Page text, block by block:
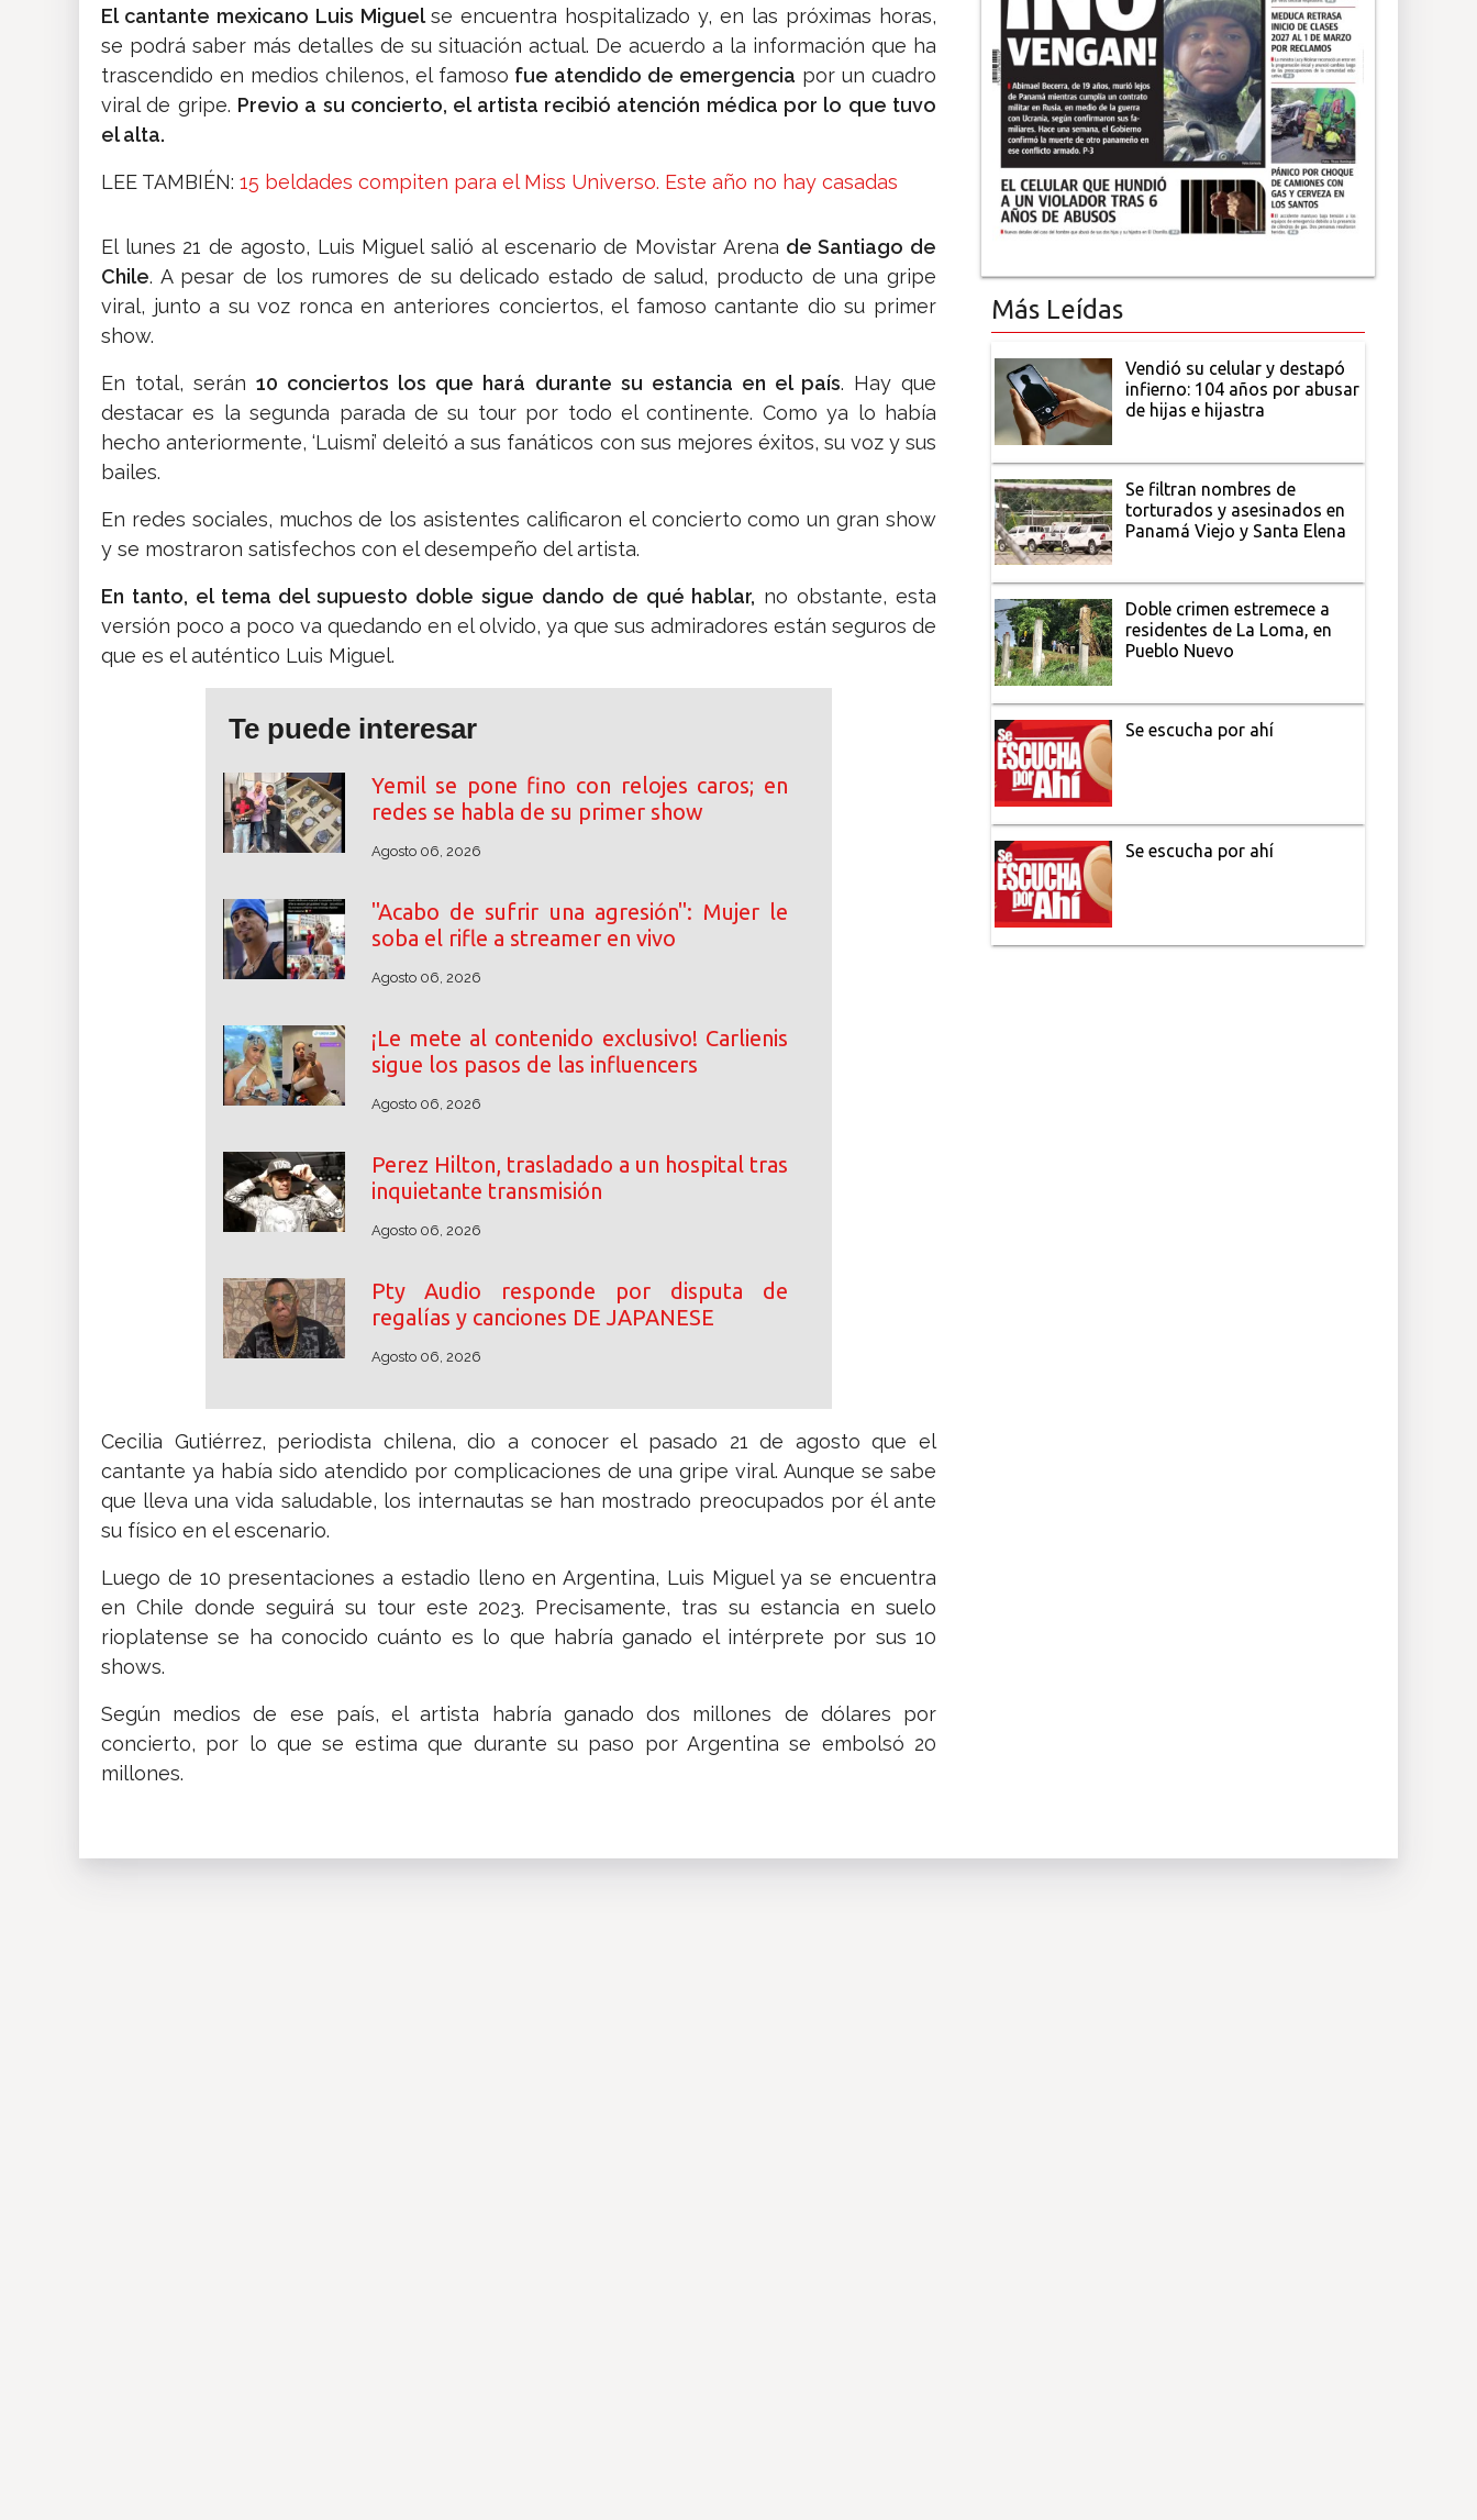
El cantante mexicano Luis Miguelse encuentra hospitalizado y, en las próximas horas,
se podrá saber más detalles de su situación actual. De acuerdo a la información que ha
trascendido en medios chilenos, el famoso fue atendido de emergencia por un cuadro
viral de gripe. Previo a su concierto, el artista recibió atención médica por lo que tuvo
el alta.
LEE TAMBIÉN: 15 beldades compiten para el Miss Universo. Este año no hay casadas
El lunes 21 de agosto, Luis Miguel salió al escenario de Movistar Arena de Santiago de
Chile. A pesar de los rumores de su delicado estado de salud, producto de una gripe
viral, junto a su voz ronca en anteriores conciertos, el famoso cantante dio su primer
show.
En total, serán10 conciertos los que hará durante su estancia en el país. Hay que
destacar es la segunda parada de su tour por todo el continente. Como ya lo había
hecho anteriormente, ‘Luismi’ deleitó a sus fanáticos con sus mejores éxitos, su voz y sus
bailes.
En redes sociales, muchos de los asistentes calificaron el concierto como un gran show
y se mostraron satisfechos con el desempeño del artista.
En tanto, el tema del supuesto doble sigue dando de qué hablar, no obstante, esta
versión poco a poco va quedando en el olvido, ya que sus admiradores están seguros de
que es el auténtico Luis Miguel.
Te puede interesar
Yemil se pone fino con relojes caros; en
redes se habla de su primer show
Agosto 06, 2026
"Acabo de sufrir una agresión": Mujer le
soba el rifle a streamer en vivo
Agosto 06, 2026
¡Le mete al contenido exclusivo! Carlienis
sigue los pasos de las influencers
Agosto 06, 2026
Perez Hilton, trasladado a un hospital tras
inquietante transmisión
Agosto 06, 2026
Pty Audio responde por disputa de
regalías y canciones DE JAPANESE
Agosto 06, 2026
Cecilia Gutiérrez, periodista chilena, dio a conocer el pasado 21 de agosto que el
cantante ya había sido atendido por complicaciones de una gripe viral. Aunque se sabe
que lleva una vida saludable, los internautas se han mostrado preocupados por él ante
su físico en el escenario.
Luego de 10 presentaciones a estadio lleno en Argentina, Luis Miguel ya se encuentra
en Chile donde seguirá su tour este 2023. Precisamente, tras su estancia en suelo
rioplatense se ha conocido cuánto es lo que habría ganado el intérprete por sus 10
shows.
Según medios de ese país, el artista habría ganado dos millones de dólares por
concierto, por lo que se estima que durante su paso por Argentina se embolsó 20
millones.
Más Leídas
Vendió su celular y destapó
infierno: 104 años por abusar
de hijas e hijastra
Se filtran nombres de
torturados y asesinados en
Panamá Viejo y Santa Elena
Doble crimen estremece a
residentes de La Loma, en
Pueblo Nuevo
Se escucha por ahí
Se escucha por ahí